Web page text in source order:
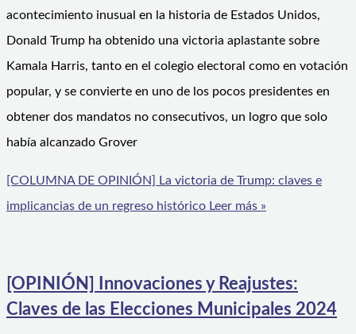
acontecimiento inusual en la historia de Estados Unidos,
Donald Trump ha obtenido una victoria aplastante sobre
Kamala Harris, tanto en el colegio electoral como en votación
popular, y se convierte en uno de los pocos presidentes en
obtener dos mandatos no consecutivos, un logro que solo
había alcanzado Grover
[COLUMNA DE OPINIÓN] La victoria de Trump: claves e
implicancias de un regreso histórico Leer más »
[OPINIÓN] Innovaciones y Reajustes:
Claves de las Elecciones Municipales 2024